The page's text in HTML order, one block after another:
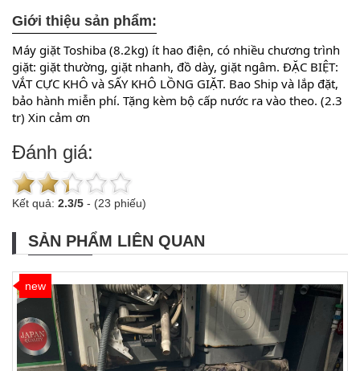
Giới thiệu sản phẩm:
Máy giặt Toshiba (8.2kg) ít hao điện, có nhiều chương trình
giặt: giặt thường, giặt nhanh, đồ dày, giặt ngâm. ĐẶC BIỆT:
VẮT CỰC KHÔ và SẤY KHÔ LỒNG GIẶT. Bao Ship và lắp đặt,
bảo hành miễn phí. Tặng kèm bộ cấp nước ra vào theo. (2.3
tr) Xin cảm ơn
Đánh giá:
Kết quả: 2.3/5 - (23 phiếu)
SẢN PHẨM LIÊN QUAN
new